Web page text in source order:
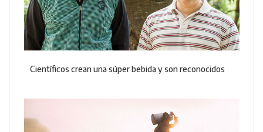
Científicos crean una súper bebida y son reconocidos